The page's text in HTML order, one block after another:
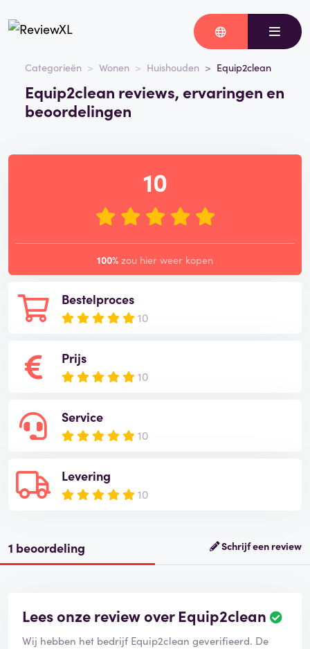
Categorieën Wonen Huishouden Equip2clean
Equip2clean reviews, ervaringen en
beoordelingen
Bestelproces
10
Prijs
10
Service
10
Levering
10
10
100% zou hier weer kopen
1 beoordeling Schrijf een review
Lees onze review over Equip2clean
Wij hebben het bedrijf Equip2clean geverifieerd. De